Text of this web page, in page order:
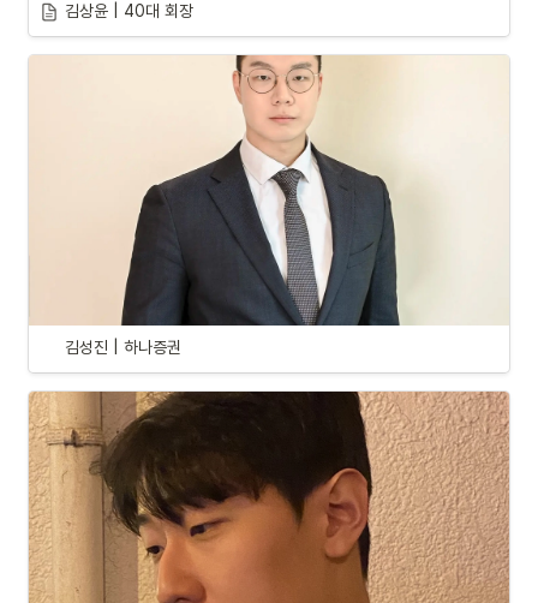
김상윤 | 40대 회장
김성진 | 하나증권